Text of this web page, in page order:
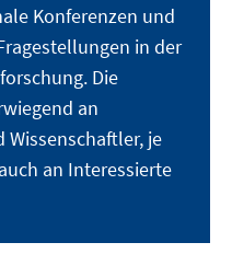
Konferenzen und
in der
Die
an
je
an Interessierte